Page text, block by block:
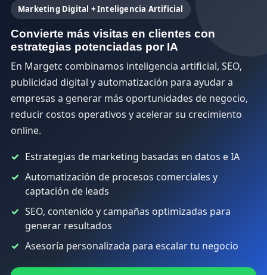
Marketing Digital + Inteligencia Artificial
Convierte más visitas en clientes con
estrategias potenciadas por IA
En Margetc combinamos inteligencia artificial, SEO,
publicidad digital y automatización para ayudar a
empresas a generar más oportunidades de negocio,
reducir costos operativos y acelerar su crecimiento
online.
Estrategias de marketing basadas en datos e IA
Automatización de procesos comerciales y
captación de leads
SEO, contenido y campañas optimizadas para
generar resultados
Asesoría personalizada para escalar tu negocio